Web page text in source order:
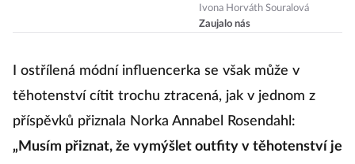
světové módní
ikony!
Ivona Horváth Souralová
Zaujalo nás
I ostřílená módní influencerka se však může v
těhotenství cítit trochu ztracená, jak v jednom z
příspěvků přiznala Norka Annabel Rosendahl:
„Musím přiznat, že vymýšlet outfity v těhotenství je